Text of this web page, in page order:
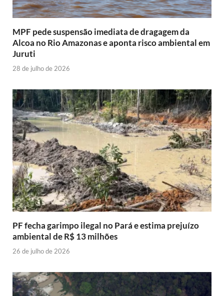
MPF pede suspensão imediata de dragagem da
Alcoa no Rio Amazonas e aponta risco ambiental em
Juruti
28 de julho de 2026
PF fecha garimpo ilegal no Pará e estima prejuízo
ambiental de R$ 13 milhões
26 de julho de 2026